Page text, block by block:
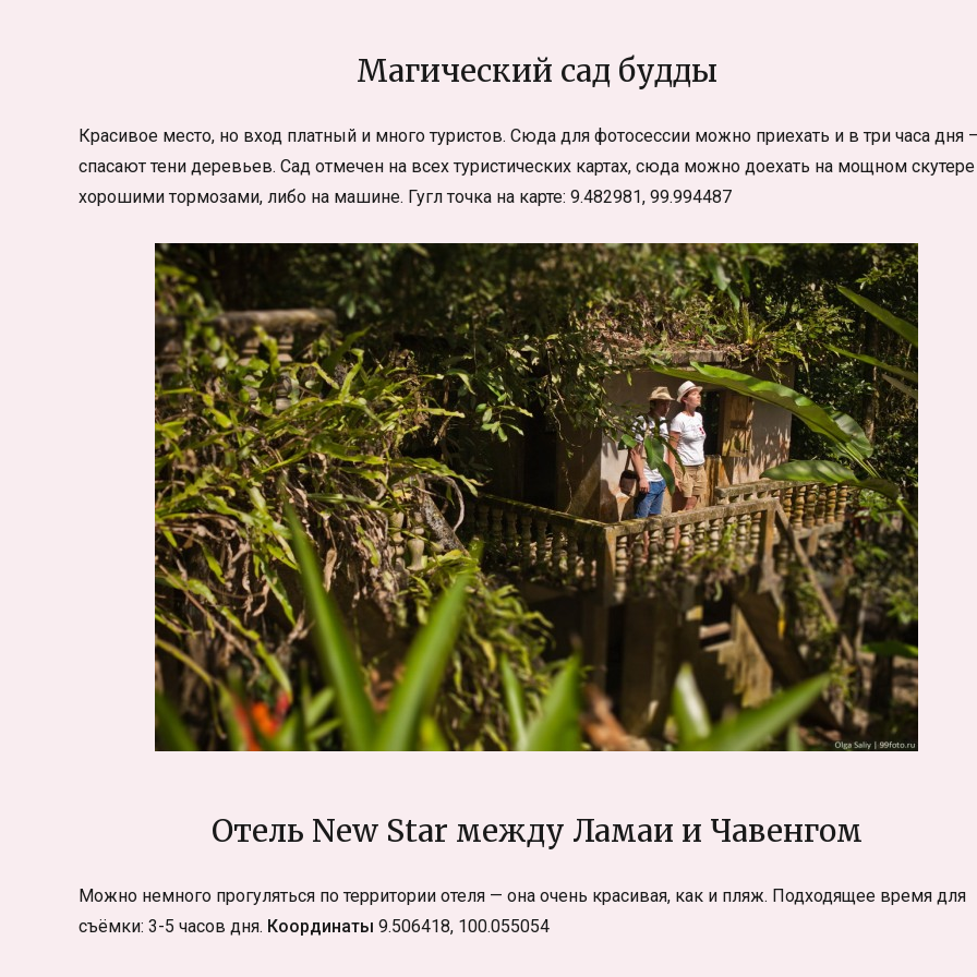
Магический сад будды
Красивое место, но вход платный и много туристов. Сюда для фотосессии можно приехать и в три часа дня
спасают тени деревьев. Сад отмечен на всех туристических картах, сюда можно доехать на мощном скутере
хорошими тормозами, либо на машине. Гугл точка на карте: 9.482981, 99.994487
Отель New Star между Ламаи и Чавенгом
Можно немного прогуляться по территории отеля — она очень красивая, как и пляж. Подходящее время для
съёмки: 3-5 часов дня. Координаты 9.506418, 100.055054